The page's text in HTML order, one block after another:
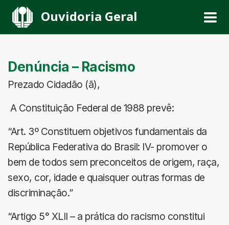
Ouvidoria Geral
Denúncia – Racismo
Prezado Cidadão (ã),
A Constituição Federal de 1988 prevê:
“Art. 3º Constituem objetivos fundamentais da
República Federativa do Brasil: IV- promover o
bem de todos sem preconceitos de origem, raça,
sexo, cor, idade e quaisquer outras formas de
discriminação.”
“Artigo 5° XLII – a prática do racismo constitui